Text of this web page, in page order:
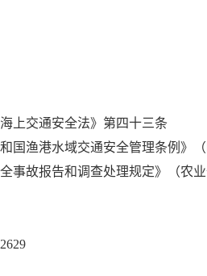
上交通安全法》第四十三条
国渔港水域交通安全管理条例》
事故报告和调查处理规定》（农